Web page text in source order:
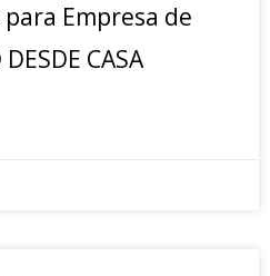
Empresa de
CASA